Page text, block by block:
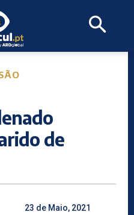
de
23 de Maio, 2021